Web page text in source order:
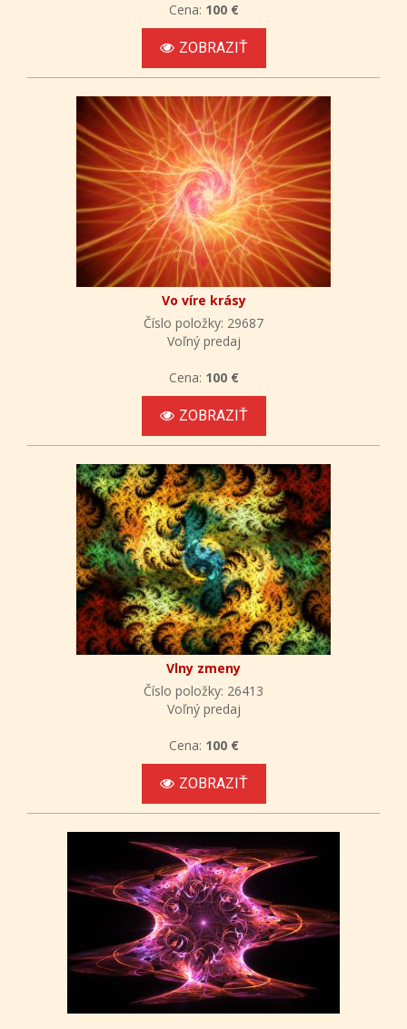
Cena: 100 €
ZOBRAZIŤ
Vo víre krásy
Číslo položky: 29687
Voľný predaj
Cena: 100 €
ZOBRAZIŤ
Vlny zmeny
Číslo položky: 26413
Voľný predaj
Cena: 100 €
ZOBRAZIŤ